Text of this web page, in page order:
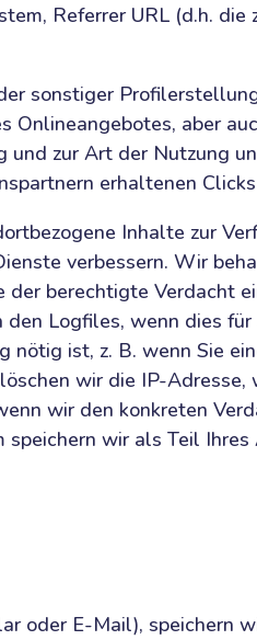
Referrer URL (d.h. die
sonstiger
aber
zur Art der Nutzung
erhaltenen
Inhalte zur
verbessern. Wir
berechtigte Verdacht
Logfiles, wenn dies
ist, z. B. wenn Sie
wir die IP-Adresse,
wir den konkreten
wir als Teil
oder E-Mail), speichern